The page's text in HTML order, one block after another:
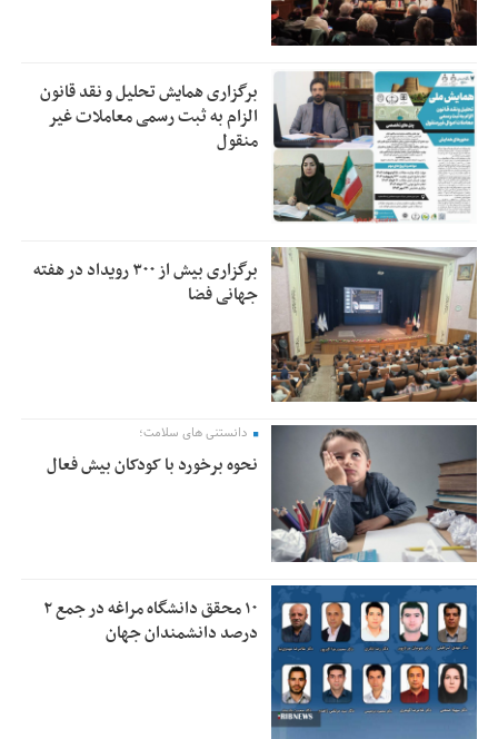
برگزاری همایش تحلیل و نقد قانون
الزام به ثبت رسمی معاملات غیر
منقول
برگزاری بیش از ۳۰۰ رویداد در هفته
جهانی فضا
دانستنی های سلامت؛
نحوه برخورد با کودکان بیش فعال
۱۰ محقق دانشگاه مراغه در جمع ۲
درصد دانشمندان جهان